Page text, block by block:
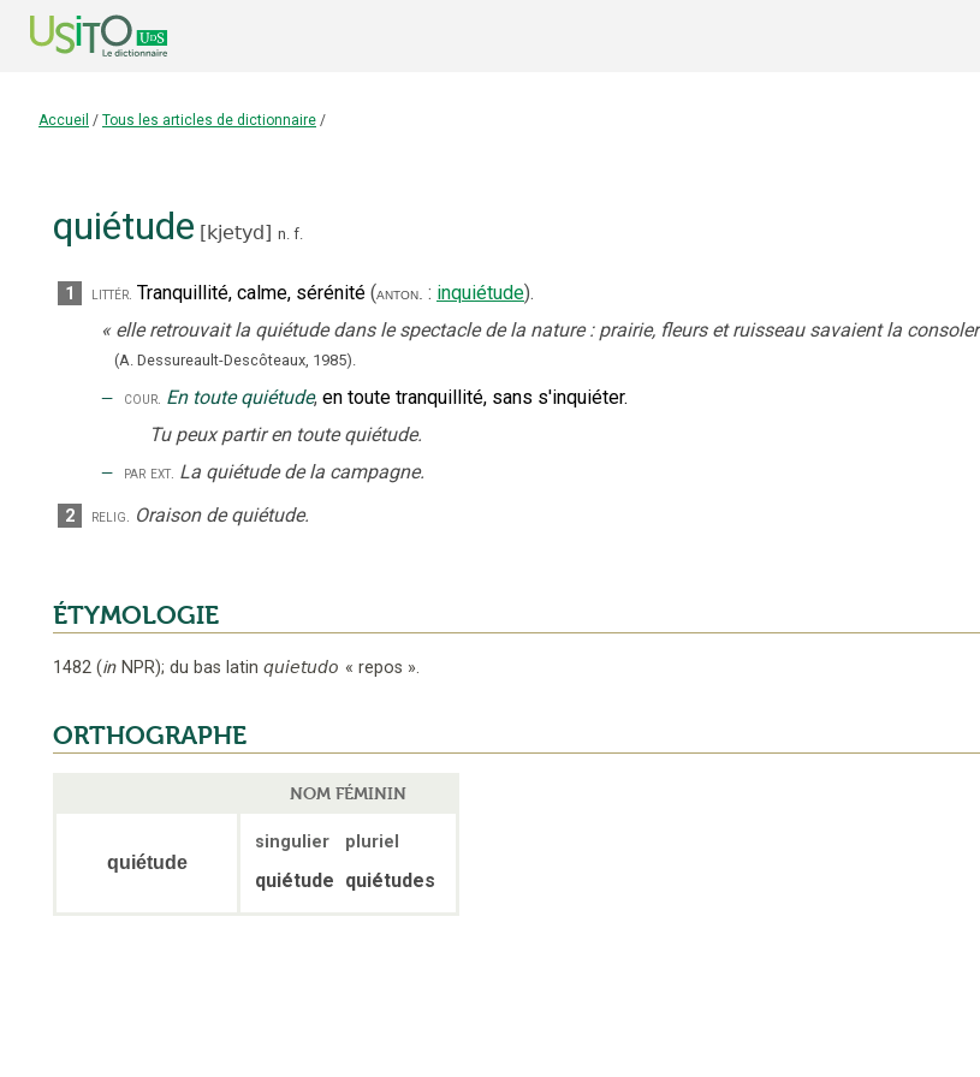
Accueil / Tous les articles de dictionnaire /
quiétude [kjetyd] n. f.
1 littér. Tranquillité, calme, sérénité (anton. : inquiétude).
« elle retrouvait la quiétude dans le spectacle de la nature : prairie, fleurs et ruisseau savaient la consoler
(A. Dessureault-Descôteaux, 1985).
‒ cour. En toute quiétude, en toute tranquillité, sans s'inquiéter.
Tu peux partir en toute quiétude.
‒ par ext. La quiétude de la campagne.
2 relig. Oraison de quiétude.
ÉTYMOLOGIE
1482 (in NPR); du bas latin quietudo « repos ».
ORTHOGRAPHE
NOM FÉMININ
quiétude
singulier pluriel
quiétude quiétudes